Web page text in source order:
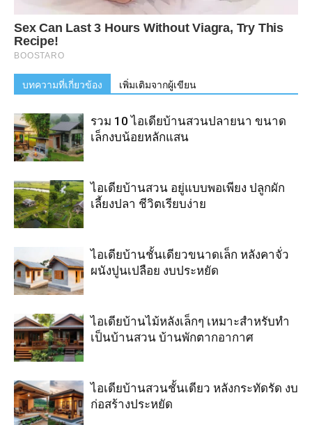
บทความที่เกี่ยวข้อง เพิ่มเติมจากผู้เขียน
รวม 10 ไอเดียบ้านสวนปลายนา ขนาด
เล็กงบน้อยหลักแสน
ไอเดียบ้านสวน อยู่แบบพอเพียง ปลูกผัก
เลี้ยงปลา ชีวิตเรียบง่าย
ไอเดียบ้านชั้นเดียวขนาดเล็ก หลังคาจั่ว
ผนังปูนเปลือย งบประหยัด
ไอเดียบ้านไม้หลังเล็กๆ เหมาะสำหรับทำ
เป็นบ้านสวน บ้านพักตากอากาศ
ไอเดียบ้านสวนชั้นเดียว หลังกระทัดรัด งบ
ก่อสร้างประหยัด